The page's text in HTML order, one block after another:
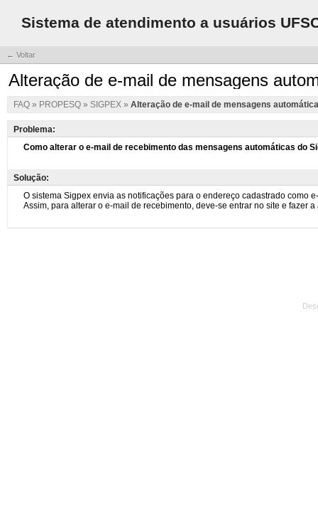
Sistema de atendimento a usuários
← Voltar
Alteração de e-mail de mensagens
FAQ » PROPESQ » SIGPEX » Alteração de e-mail de mensagens
Problema:
Solução: